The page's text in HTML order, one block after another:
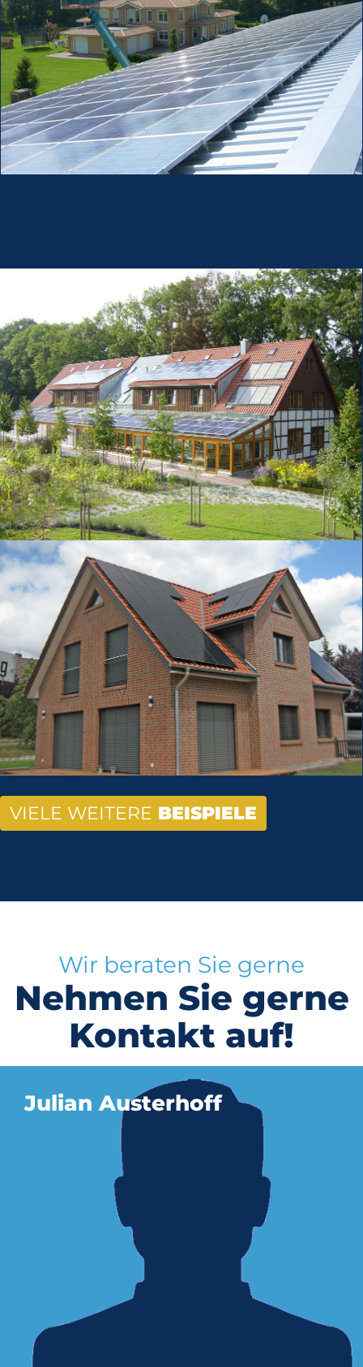
VIELE WEITERE BEISPIELE
Wir beraten Sie gerne
Nehmen Sie gerne
Kontakt auf!
Julian Austerhoff